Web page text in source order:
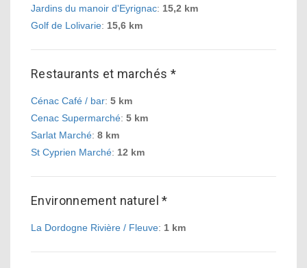
Jardins du manoir d'Eyrignac: 15,2 km
Golf de Lolivarie: 15,6 km
Restaurants et marchés *
Cénac Café / bar: 5 km
Cenac Supermarché: 5 km
Sarlat Marché: 8 km
St Cyprien Marché: 12 km
Environnement naturel *
La Dordogne Rivière / Fleuve: 1 km